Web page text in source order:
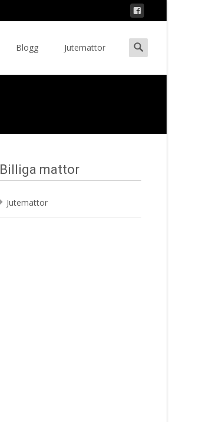
Blogg Jutemattor
Search
for:
Billiga mattor
Jutemattor